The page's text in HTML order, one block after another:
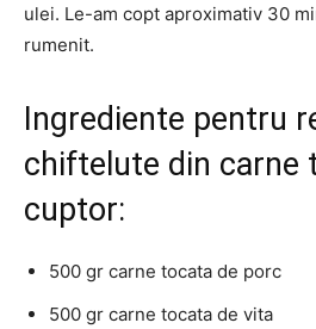
ulei. Le-am copt aproximativ 30
rumenit.
Ingrediente pentru
chiftelute din carne
cuptor:
500 gr carne tocata de porc
500 gr carne tocata de vita